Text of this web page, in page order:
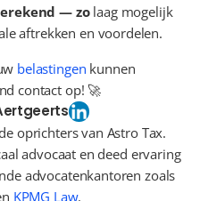
— zo laag mogelijk
aftrekken en voordelen.
belastingen kunnen
contact op! 🚀
oprichters van Astro Tax.
advocaat en deed ervaring
advocatenkantoren zoals
KPMG Law.